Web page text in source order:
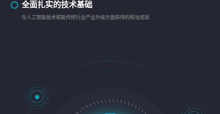
全面扎实的技术基础
在人工智能技术赋能传统行业产业升级方面获得的相当成就